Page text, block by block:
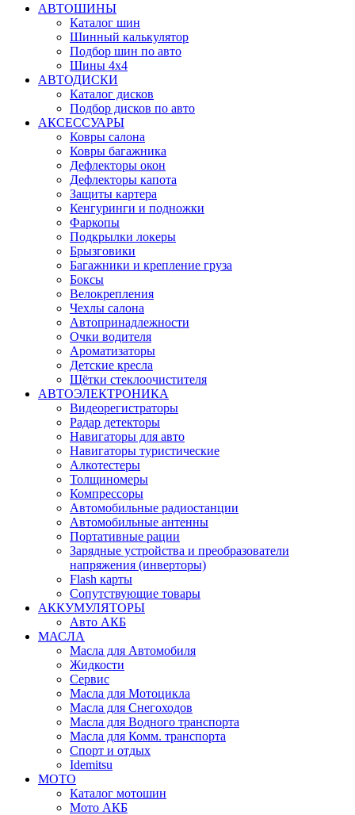
АВТОШИНЫ
Каталог шин
Шинный калькулятор
Подбор шин по авто
Шины 4x4
АВТОДИСКИ
Каталог дисков
Подбор дисков по авто
АКСЕССУАРЫ
Ковры салона
Ковры багажника
Дефлекторы окон
Дефлекторы капота
Защиты картера
Кенгуринги и подножки
Фаркопы
Подкрылки локеры
Брызговики
Багажники и крепление груза
Боксы
Велокрепления
Чехлы салона
Автопринадлежности
Очки водителя
Ароматизаторы
Детские кресла
Щётки стеклоочистителя
АВТОЭЛЕКТРОНИКА
Видеорегистраторы
Радар детекторы
Навигаторы для авто
Навигаторы туристические
Алкотестеры
Толщиномеры
Компрессоры
Автомобильные радиостанции
Автомобильные антенны
Портативные рации
Зарядные устройства и преобразователи
напряжения (инверторы)
Flash карты
Сопутствующие товары
АККУМУЛЯТОРЫ
Авто АКБ
МАСЛА
Масла для Автомобиля
Жидкости
Сервис
Масла для Мотоцикла
Масла для Снегоходов
Масла для Водного транспорта
Масла для Комм. транспорта
Спорт и отдых
Idemitsu
МОТО
Каталог мотошин
Мото АКБ